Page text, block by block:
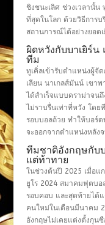
ชิงชนะเลิศ ช่วงเวลานั้น
ที่สุดในโลก ด้วยวิธีการบ
สถานการณ์ได้อย่างยอด
ผิดหวังกับบาเยิร์น
ทีม
ทูเคิ่ลเข้ารับตำแหน่งผู้จั
เลียน นาเกลส์มันน์ เขา
ได้สำเร็จแบบดราม่าจน
ไม่ราบรื่นเท่าที่หวัง โด
รอบบอลถ้วย ทำให้บอร์ด
จะออกจากตำแหน่งหลัง
ทีมชาติอังกฤษกับ
แต่ท้าทาย
ในช่วงต้นปี 2025 เมื่อแ
ยูโร 2024 สมาคมฟุตบอ
รอบคอบ และสุดท้ายได้
คนใหม่ในเดือนมีนาคม
อังกฤษไม่เคยแต่งตั้งกุน